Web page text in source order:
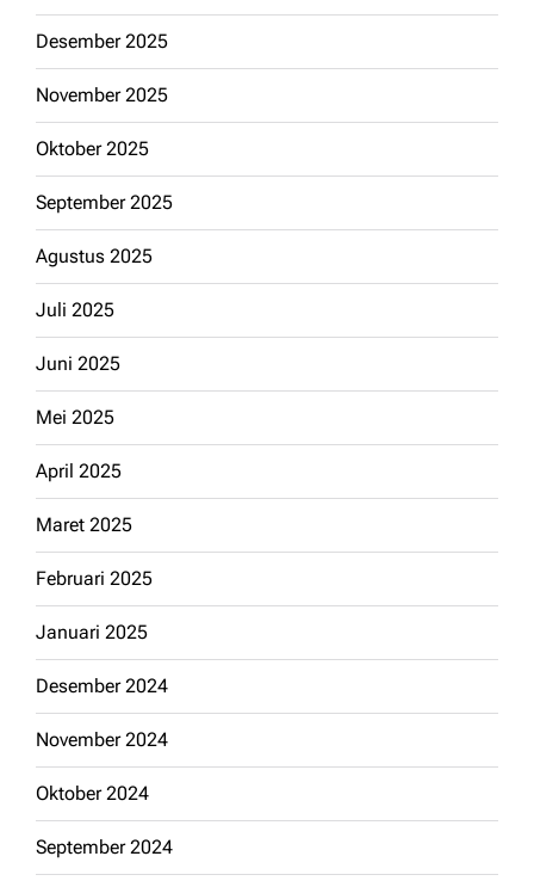
Desember 2025
November 2025
Oktober 2025
September 2025
Agustus 2025
Juli 2025
Juni 2025
Mei 2025
April 2025
Maret 2025
Februari 2025
Januari 2025
Desember 2024
November 2024
Oktober 2024
September 2024